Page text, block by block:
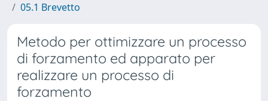
05.1 Brevetto
Metodo per ottimizzare un processo
di forzamento ed apparato per
realizzare un processo di
forzamento